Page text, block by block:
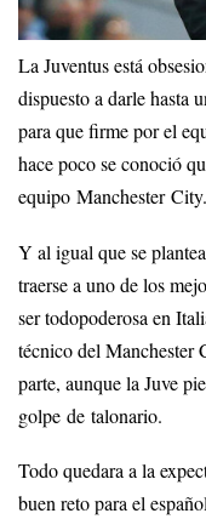
La Juventus está
dispuesto a darle hasta
para que firme por el
hace poco se conoció
equipo Manchester City.
Y al igual que se
traerse a uno de los
ser todopoderosa en
técnico del Manchester
parte, aunque la Juve
golpe de talonario.
Todo quedara a la
buen reto para el